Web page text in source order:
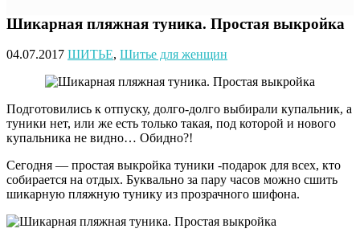
Шикарная пляжная туника. Простая выкройка
04.07.2017 ШИТЬЕ, Шитье для женщин
Подготовились к отпуску, долго-долго выбирали купальник, а
туники нет, или же есть только такая, под которой и нового
купальника не видно… Обидно?!
Сегодня — простая выкройка туники -подарок для всех, кто
собирается на отдых. Буквально за пару часов можно сшить
шикарную пляжную тунику из прозрачного шифона.